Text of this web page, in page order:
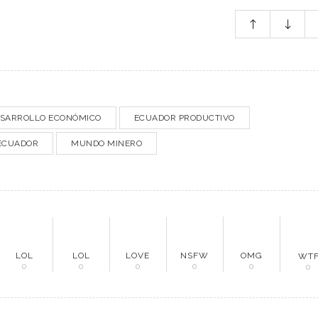
ECONÓMICO ECUADOR PRODUCTIVO
MUNDO MINERO
LOL
0
LOL
0
LOVE
0
NSFW
0
OMG
0
0